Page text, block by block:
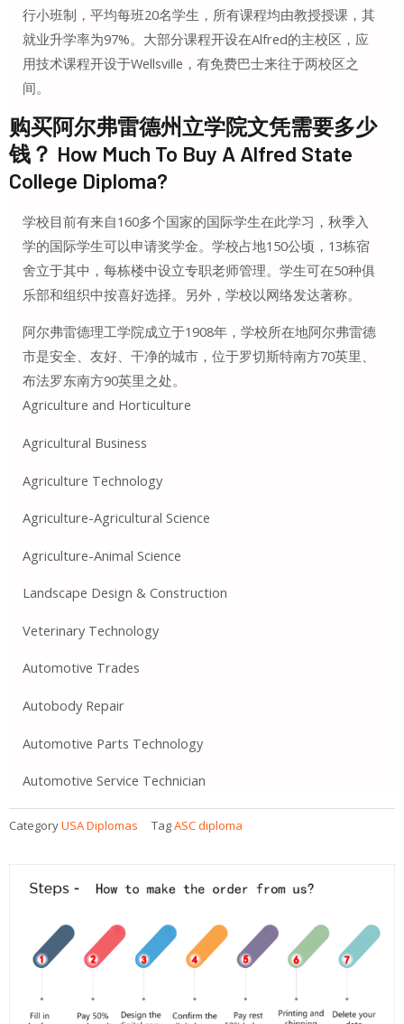
行小班制，平均每班20名学生，所有课程均由教授授课，其
就业升学率为97%。大部分课程开设在Alfred的主校区，应
用技术课程开设于Wellsville，有免费巴士来往于两校区之
间。
购买阿尔弗雷德州立学院文凭需要多少
钱？ How Much To Buy A Alfred State
College Diploma?
学校目前有来自160多个国家的国际学生在此学习，秋季入
学的国际学生可以申请奖学金。学校占地150公顷，13栋宿
舍立于其中，每栋楼中设立专职老师管理。学生可在50种俱
乐部和组织中按喜好选择。另外，学校以网络发达著称。
阿尔弗雷德理工学院成立于1908年，学校所在地阿尔弗雷德
市是安全、友好、干净的城市，位于罗切斯特南方70英里、
布法罗东南方90英里之处。
Agriculture and Horticulture
Agricultural Business
Agriculture Technology
Agriculture-Agricultural Science
Agriculture-Animal Science
Landscape Design & Construction
Veterinary Technology
Automotive Trades
Autobody Repair
Automotive Parts Technology
Automotive Service Technician
CategoryUSA Diplomas TagASC diploma